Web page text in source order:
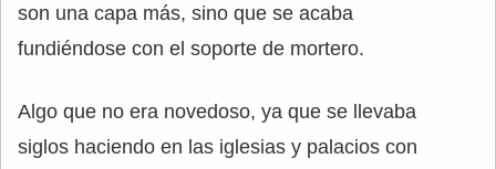
son una capa más, sino que se acaba
fundiéndose con el soporte de mortero.
Algo que no era novedoso, ya que se llevaba
siglos haciendo en las iglesias y palacios con